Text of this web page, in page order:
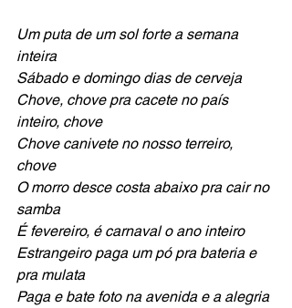
Um puta de um sol forte a semana
inteira
Sábado e domingo dias de cerveja
Chove, chove pra cacete no país
inteiro, chove
Chove canivete no nosso terreiro,
chove
O morro desce costa abaixo pra cair no
samba
É fevereiro, é carnaval o ano inteiro
Estrangeiro paga um pó pra bateria e
pra mulata
Paga e bate foto na avenida e a alegria